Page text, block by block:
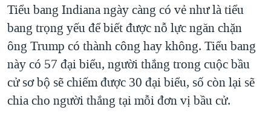
Tiểu bang Indiana ngày càng có vẻ như là tiểu
bang trọng yếu để biết được nỗ lực ngăn chặn
ông Trump có thành công hay không. Tiểu bang
này có 57 đại biểu, người thắng trong cuộc bầu
cử sơ bộ sẽ chiếm được 30 đại biểu, số còn lại sẽ
chia cho người thắng tại mỗi đơn vị bầu cử.